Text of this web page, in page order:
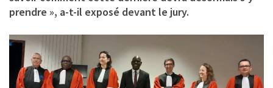
prendre », a-t-il exposé devant le jury.